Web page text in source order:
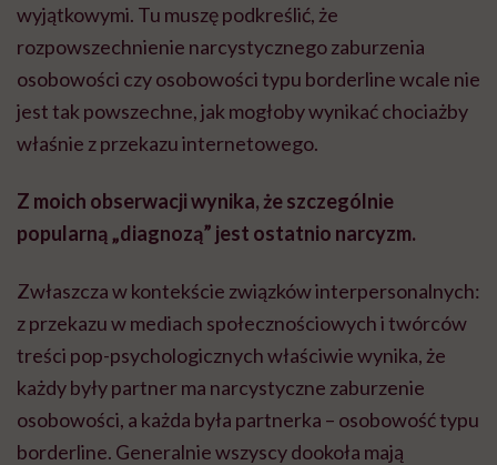
wyjątkowymi. Tu muszę podkreślić, że
rozpowszechnienie narcystycznego zaburzenia
osobowości czy osobowości typu borderline wcale nie
jest tak powszechne, jak mogłoby wynikać chociażby
właśnie z przekazu internetowego.
Z moich obserwacji wynika, że szczególnie
popularną „diagnozą” jest ostatnio narcyzm.
Zwłaszcza w kontekście związków interpersonalnych:
z przekazu w mediach społecznościowych i twórców
treści pop-psychologicznych właściwie wynika, że
każdy były partner ma narcystyczne zaburzenie
osobowości, a każda była partnerka – osobowość typu
borderline. Generalnie wszyscy dookoła mają